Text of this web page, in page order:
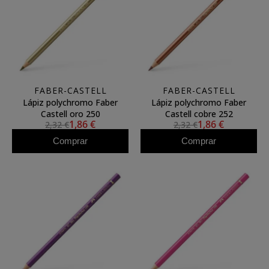
FABER-CASTELL
Lápiz polychromo Faber
Castell oro 250
2,32 €1,86 €
Comprar
FABER-CASTELL
Lápiz polychromo Faber
Castell cobre 252
2,32 €1,86 €
Comprar